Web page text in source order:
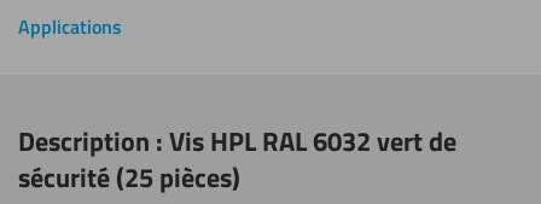
Applications
Description : Vis HPL RAL 6032 vert de
sécurité (25 pièces)